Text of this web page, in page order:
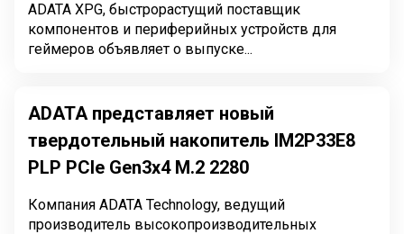
ADATA XPG, быстрорастущий поставщик
компонентов и периферийных устройств для
геймеров объявляет о выпуске...
ADATA представляет новый
твердотельный накопитель IM2P33E8
PLP PCIe Gen3x4 M.2 2280
Компания ADATA Technology, ведущий
производитель высокопроизводительных